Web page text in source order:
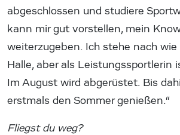
abgeschlossen und studiere
kann mir gut vorstellen, mein
weiterzugeben. Ich stehe nach wie
Halle, aber als Leistungssportlerin
Im August wird abgerüstet. Bis
erstmals den Sommer genießen.“
Fliegst du weg?